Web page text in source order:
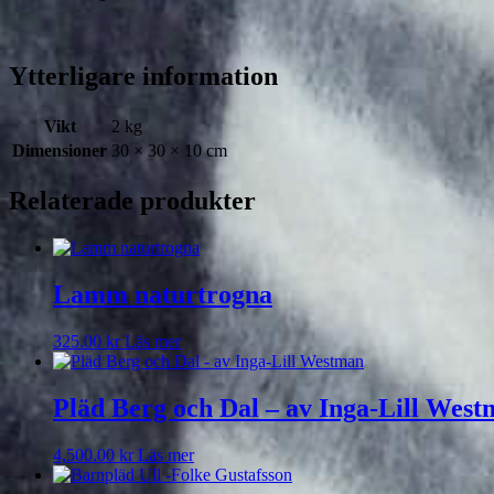
Ytterligare information
Vikt
2 kg
Dimensioner 30 × 30 × 10 cm
Relaterade produkter
Lamm naturtrogna
325.00 kr Läs mer
Pläd Berg och Dal – av Inga-Lill
4,500.00 kr Läs mer